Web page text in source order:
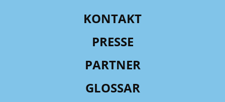
KONTAKT
PRESSE
PARTNER
GLOSSAR